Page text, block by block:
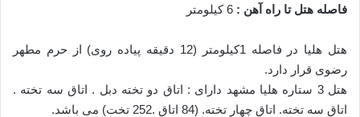
فاصله هتل تا راه آهن :
هتل هلیا در فاصله 1کیلومتر (12 دقیقه پیاده روی) از حرم مطهر
رضوی قرار دارد.
هتل 3 ستاره هلیا مشهد دارای : اتاق دو تخته دبل . اتاق سه تخته .
اتاق سه تخته. اتاق چهار تخته. (84 اتاق
.252 تخت) می باشد.